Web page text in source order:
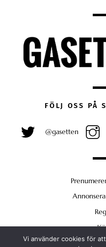
FÖLJ OSS PÅ
@gasetten
Vi använder cookies för